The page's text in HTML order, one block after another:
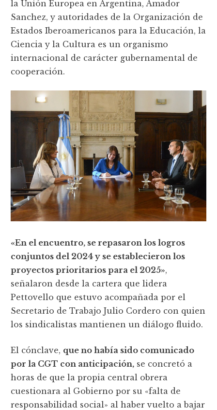
la Unión Europea en Argentina, Amador
Sanchez, y autoridades de la Organización de
Estados Iberoamericanos para la Educación, la
Ciencia y la Cultura es un organismo
internacional de carácter gubernamental de
cooperación.
«En el encuentro, se repasaron los logros
conjuntos del 2024 y se establecieron los
proyectos prioritarios para el 2025»,
señalaron desde la cartera que lidera
Pettovello que estuvo acompañada por el
Secretario de Trabajo Julio Cordero con quien
los sindicalistas mantienen un diálogo fluido.
El cónclave, que no había sido comunicado
por la CGT con anticipación, se concretó a
horas de que la propia central obrera
cuestionara al Gobierno por su «falta de
responsabilidad social» al haber vuelto a bajar